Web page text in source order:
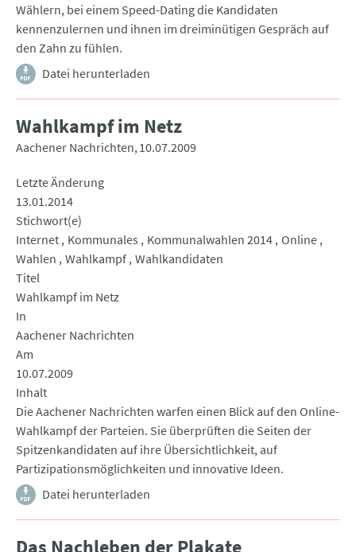
Wählern, bei einem Speed-Dating die Kandidaten
kennenzulernen und ihnen im dreiminütigen Gespräch auf
den Zahn zu fühlen.
Datei herunterladen
Wahlkampf im Netz
Aachener Nachrichten 10.07.2009
Letzte Änderung
13.01.2014
Stichwort(e)
Internet Kommunales Kommunalwahlen 2014 Online
Wahlen Wahlkampf Wahlkandidaten
Titel
Wahlkampf im Netz
In
Aachener Nachrichten
Am
10.07.2009
Inhalt
Die Aachener Nachrichten warfen einen Blick auf den Online-
Wahlkampf der Parteien. Sie überprüften die Seiten der
Spitzenkandidaten auf ihre Übersichtlichkeit, auf
Partizipationsmöglichkeiten und innovative Ideen.
Datei herunterladen
Das Nachleben der Plakate